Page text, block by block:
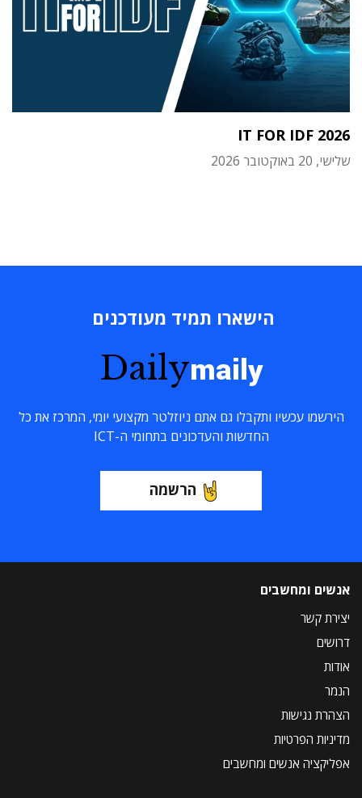
IT FOR IDF 2026
שלישי, 20 באוקטובר 2026
הישארו תמיד מעודכנים
Dailymaily
הירשמו עכשיו ותקבלו גם אתם ניוזלטר מקצועי יומי, המרכז את כל
החדשות והעדכונים בתחומי ה-ICT
הרשמה
אנשים ומחשבים
יצירת קשר
דרושים
אודות
הנמר
הצהרת נגישות
מדיניות הפרטיות
אפליקציה אנשים ומחשבים